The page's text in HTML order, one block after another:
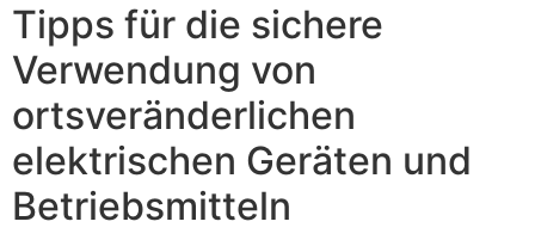
Tipps für die sichere
Verwendung von
ortsveränderlichen
elektrischen Geräten und
Betriebsmitteln